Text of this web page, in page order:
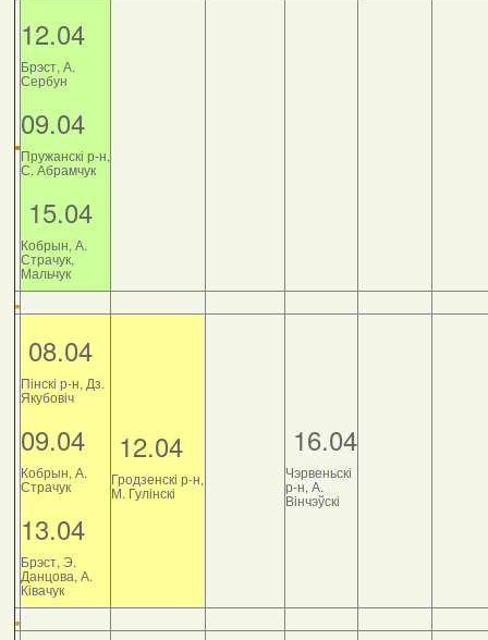
12.04
Брэст, А.
Сербун
09.04
Пружанскі р-н,
С. Абрамчук
15.04
Кобрын, А.
Страчук,
Мальчук
08.04
Пінскі р-н, Дз.
Якубовіч
09.04
Кобрын, А.
Страчук
13.04
Брэст, Э.
Данцова, А.
Ківачук
12.04
Гродзенскі р-н,
М. Гулінскі
16.04
Чэрвеньскі
р-н, А.
Вінчэўскі